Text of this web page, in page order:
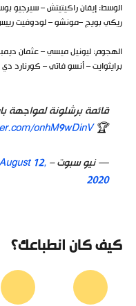
الوسط: إيفان راكيتيتش – سيرجيو
ريكي بويج –مونشو – لودوفيت رييس
الهجوم: ليونيل ميسي – عثمان
برايثوايت – أنسو فاتي – كورنارد
قائمة برشلونة لمواجهة
🏆
onhM9wDinV
— نيو سبوت – NewSpoots (@NewSpoots)12,
2020
كيف كان انطباعك؟